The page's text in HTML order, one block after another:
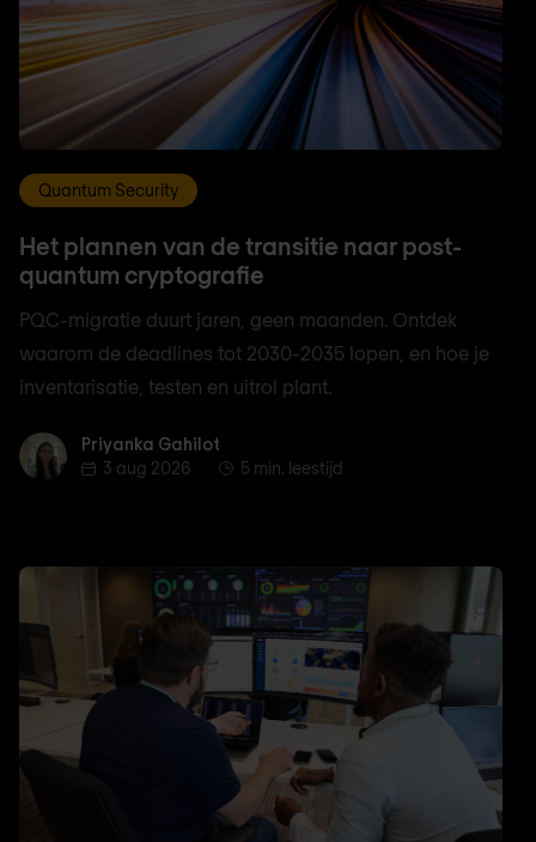
Quantum Security
Het plannen van de transitie naar post-
quantum cryptografie
PQC-migratie duurt jaren, geen maanden. Ontdek
waarom de deadlines tot 2030-2035 lopen, en hoe je
inventarisatie, testen en uitrol plant.
Priyanka Gahilot
Priyanka Gahilot
3 aug 2026
5 min. leestijd